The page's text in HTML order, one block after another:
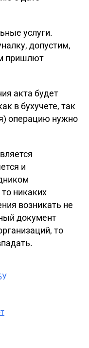
услуги.
допустим,
пришлют
акта будет
в бухучете, так
операцию нужно
и
никаких
возникать не
документ
то